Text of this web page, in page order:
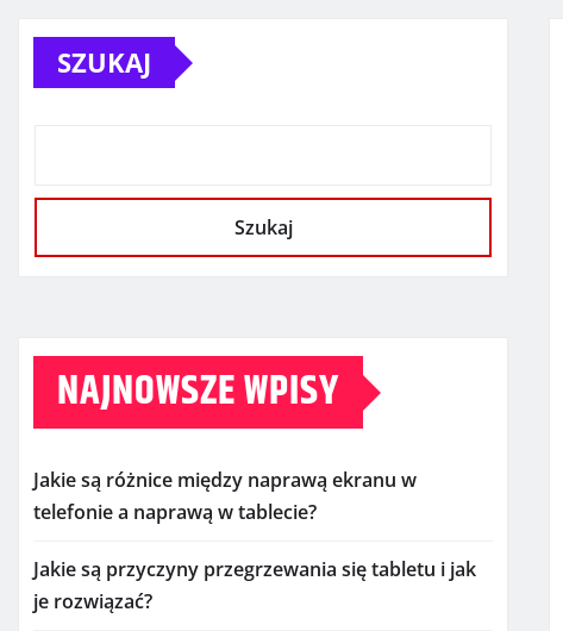
SZUKAJ
Szukaj
NAJNOWSZE WPISY
Jakie są różnice między naprawą ekranu w
telefonie a naprawą w tablecie?
Jakie są przyczyny przegrzewania się tabletu i jak
je rozwiązać?